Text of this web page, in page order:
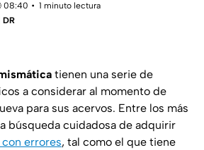
08:40
1 minuto lectura
DR
tienen una serie de
a considerar al momento de
para sus acervos. Entre los más
búsqueda cuidadosa de adquirir
errores, tal como el que tiene